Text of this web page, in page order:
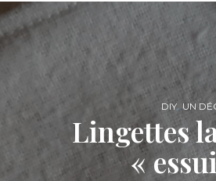
DIY, UN
Lingettes
«